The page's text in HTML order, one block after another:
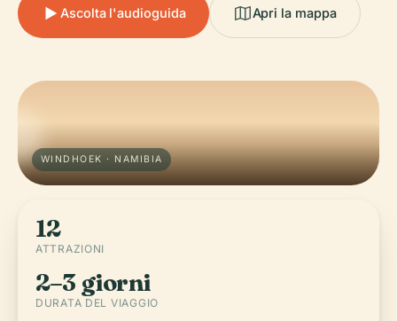
Ascolta l'audioguida Apri la mappa
WINDHOEK · NAMIBIA
12
ATTRAZIONI
2–3 giorni
DURATA DEL VIAGGIO